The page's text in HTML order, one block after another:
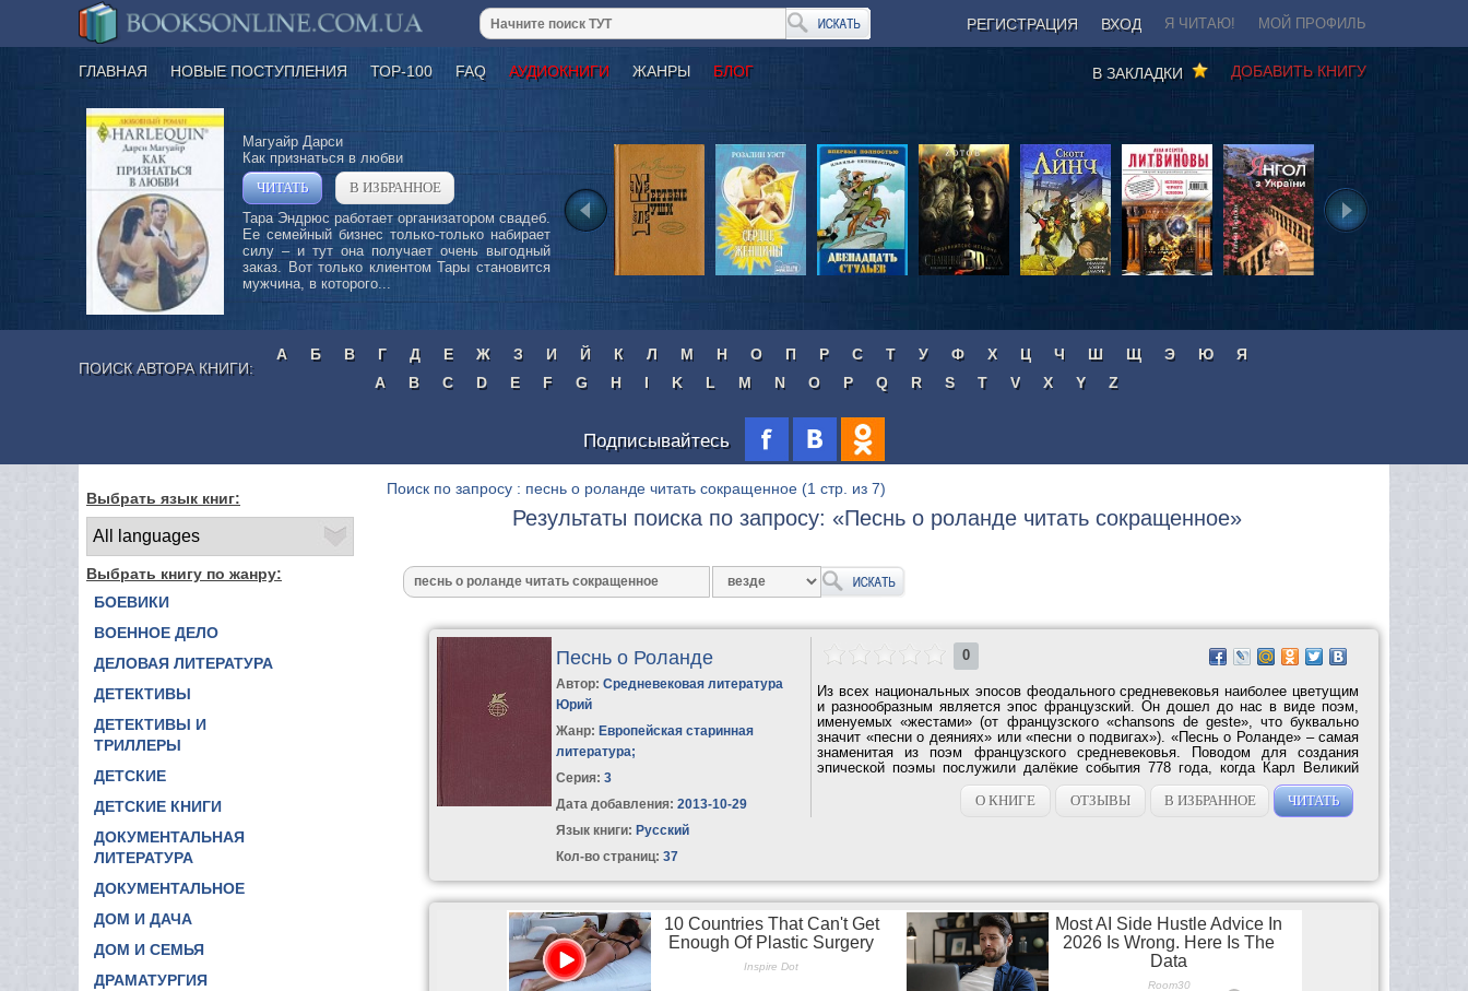
РЕГИСТРАЦИЯ ВХОД Я ЧИТАЮ! МОЙ ПРОФИЛЬ
ГЛАВНАЯ НОВЫЕ ПОСТУПЛЕНИЯ ТОР-100 FAQ АУДИОКНИГИ ЖАНРЫ БЛОГ ДОБАВИТЬ КНИГУ
В ЗАКЛАДКИ
Магуайр Дарси
Как признаться в любви
ЧИТАТЬ
В ИЗБРАННОЕ
Тара Эндрюс работает организатором свадеб.
Ее семейный бизнес только-только набирает
силу – и тут она получает очень выгодный
заказ. Вот только клиентом Тары становится
мужчина, в которого...
ПОИСК АВТОРА КНИГИ:
А Б В Г Д Е Ж З И Й К Л М Н О П Р С Т У Ф Х Ц Ч Ш Щ Э Ю
Я
A
B C D E F G H I K L M N O P Q R S T V X Y Z
Подписывайтесь
Выбрать язык книг:
Выбрать книгу по жанру:
БОЕВИКИ
ВОЕННОЕ ДЕЛО
ДЕЛОВАЯ ЛИТЕРАТУРА
ДЕТЕКТИВЫ
ДЕТЕКТИВЫ И
ТРИЛЛЕРЫ
ДЕТСКИЕ
ДЕТСКИЕ КНИГИ
ДОКУМЕНТАЛЬНАЯ
ЛИТЕРАТУРА
ДОКУМЕНТАЛЬНОЕ
ДОМ И ДАЧА
ДОМ И СЕМЬЯ
ДРАМАТУРГИЯ
Поиск по запросу : песнь о роланде читать сокращенное (1 стр. из 7)
Результаты поиска по запросу: «Песнь о роланде читать сокращенное»
Песнь о Роланде
Автор:Средневековая литература
Юрий
Жанр: Европейская старинная
литература;
Серия:3
Дата добавления: 2013-10-29
Язык книги: Русский
Кол-во страниц: 37
0
Из всех национальных эпосов феодального средневековья наиболее цветущим
и разнообразным является эпос французский. Он дошел до нас в виде поэм,
именуемых «жестами» (от французского «chansons de geste», что буквально
значит «песни о деяниях» или «песни о подвигах»). «Песнь о Роланде» – самая
знаменитая из поэм французского средневековья. Поводом для создания
эпической поэмы послужили далёкие события 778 года, когда Карл Великий
О КНИГЕ
ОТЗЫВЫ В ИЗБРАННОЕ ЧИТАТЬ